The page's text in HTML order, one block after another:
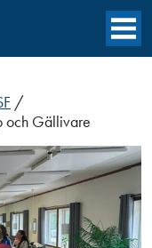
/
och Gällivare